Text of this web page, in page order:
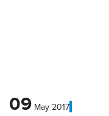
09 May 2017